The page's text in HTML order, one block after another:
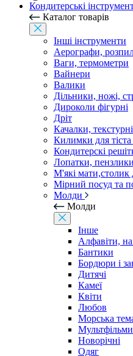
Кондитерські
Каталог товарів
Інші інструменти
Аерографи,
Ваги, термометри
Вайнери
Валики
Дільники, ножі,
Дироколи фігурні
Дріт
Качалки,
Килимки для
Кондитерскі
Лопатки, пензлики
М'які мати,столик
Мірний посуд та
Молди
Молди
Інше
Алфавіти,
Бантики
Бордюри і
Дитячі
Камеї
Квіти
Любов
Морська
Мультфільми
Новорічні
Одяг